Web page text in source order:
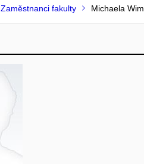
Zaměstnanci fakulty Michaela